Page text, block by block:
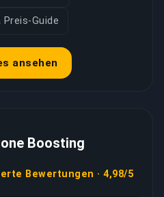
Guide
ansehen
Boosting
Bewertungen · 4,98/5